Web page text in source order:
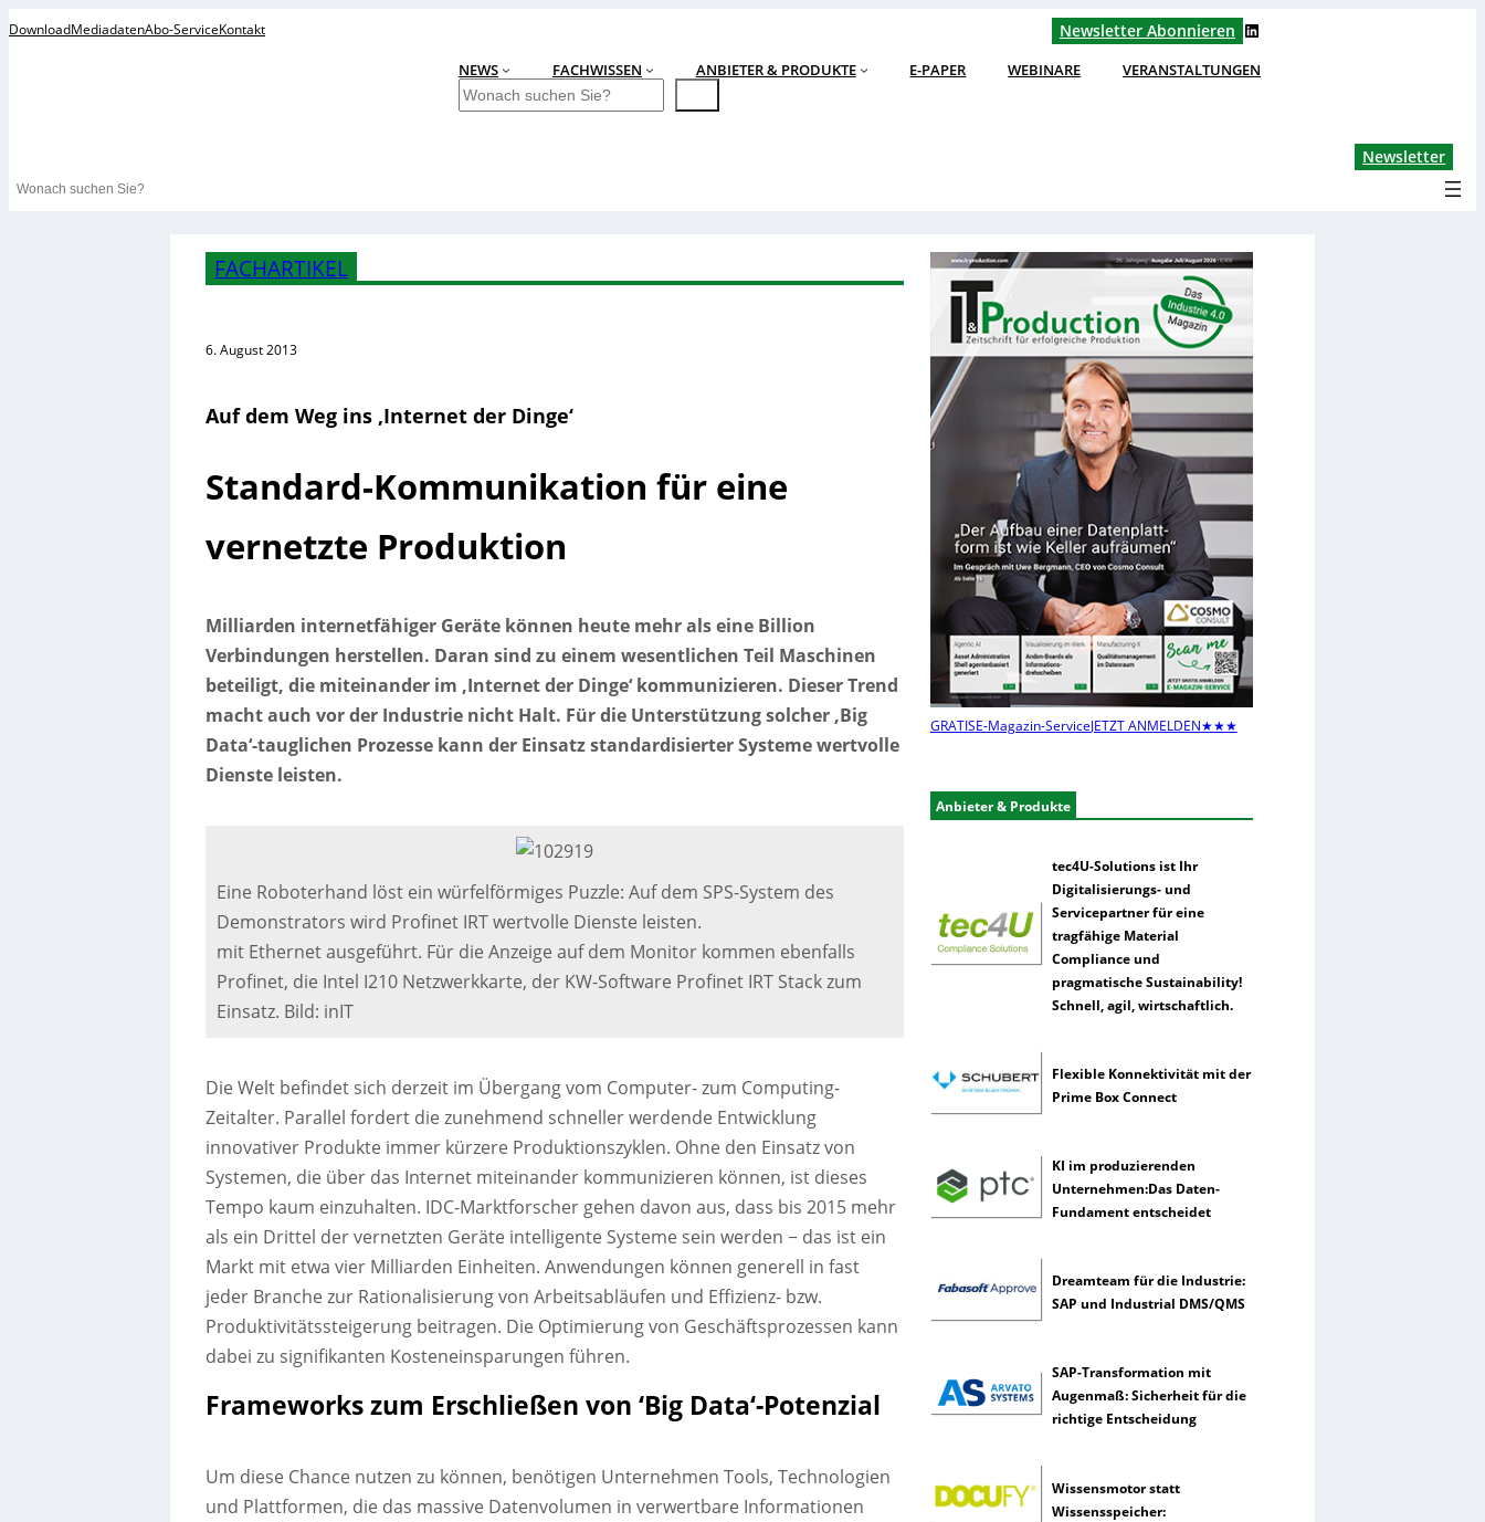
DownloadMediadatenAbo-ServiceKontakt Newsletter Abonnieren LinkedIn
NEWS FACHWISSEN ANBIETER & PRODUKTE E-PAPER WEBINARE VERANSTALTUNGEN
S
u
Newsletter
Search
FACHARTIKEL
6. August 2013
Auf dem Weg ins ‚Internet der Dinge‘
Standard-Kommunikation für eine
vernetzte Produktion
Milliarden internetfähiger Geräte können heute mehr als eine Billion
Verbindungen herstellen. Daran sind zu einem wesentlichen Teil Maschinen
beteiligt, die miteinander im ‚Internet der Dinge‘ kommunizieren. Dieser Trend
macht auch vor der Industrie nicht Halt. Für die Unterstützung solcher ‚Big
Data‘-tauglichen Prozesse kann der Einsatz standardisierter Systeme wertvolle
Dienste leisten.
Eine Roboterhand löst ein würfelförmiges Puzzle: Auf dem SPS-System des
Demonstrators wird Profinet IRT wertvolle Dienste leisten.
mit Ethernet ausgeführt. Für die Anzeige auf dem Monitor kommen ebenfalls
Profinet, die Intel I210 Netzwerkkarte, der KW-Software Profinet IRT Stack zum
Einsatz. Bild: inIT
Die Welt befindet sich derzeit im Übergang vom Computer- zum Computing-
Zeitalter. Parallel fordert die zunehmend schneller werdende Entwicklung
innovativer Produkte immer kürzere Produktionszyklen. Ohne den Einsatz von
Systemen, die über das Internet miteinander kommunizieren können, ist dieses
Tempo kaum einzuhalten. IDC-Marktforscher gehen davon aus, dass bis 2015 mehr
als ein Drittel der vernetzten Geräte intelligente Systeme sein werden − das ist ein
Markt mit etwa vier Milliarden Einheiten. Anwendungen können generell in fast
jeder Branche zur Rationalisierung von Arbeitsabläufen und Effizienz- bzw.
Produktivitätssteigerung beitragen. Die Optimierung von Geschäftsprozessen kann
dabei zu signifikanten Kosteneinsparungen führen.
Frameworks zum Erschließen von ‘Big Data‘-Potenzial
Um diese Chance nutzen zu können, benötigen Unternehmen Tools, Technologien
und Plattformen, die das massive Datenvolumen in verwertbare Informationen
GRATISE-Magazin-ServiceJETZT ANMELDEN★★★
Anbieter & Produkte
tec4U-Solutions ist Ihr
Digitalisierungs- und
Servicepartner für eine
tragfähige Material
Compliance und
pragmatische Sustainability!
Schnell, agil, wirtschaftlich.
Flexible Konnektivität mit der
Prime Box Connect
KI im produzierenden
Unternehmen:Das Daten-
Fundament entscheidet
Dreamteam für die Industrie:
SAP und Industrial DMS/QMS
SAP-Transformation mit
Augenmaß: Sicherheit für die
richtige Entscheidung
Wissensmotor statt
Wissensspeicher: